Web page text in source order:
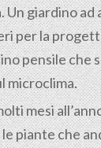
giardino ad
per la
pensile che
microclima.
mesi
piante che